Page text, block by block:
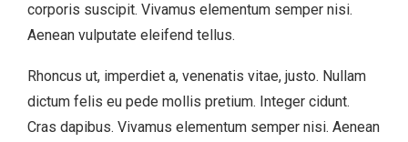
corporis suscipit. Vivamus elementum semper nisi.
Aenean vulputate eleifend tellus.
Rhoncus ut, imperdiet a, venenatis vitae, justo. Nullam
dictum felis eu pede mollis pretium. Integer cidunt.
Cras dapibus. Vivamus elementum semper nisi. Aenean